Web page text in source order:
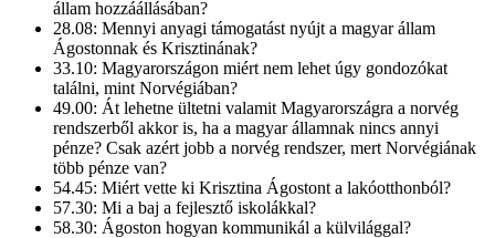
állam hozzáállásában?
28.08: Mennyi anyagi támogatást nyújt a magyar állam
Ágostonnak és Krisztinának?
33.10: Magyarországon miért nem lehet úgy gondozókat
találni, mint Norvégiában?
49.00: Át lehetne ültetni valamit Magyarországra a norvég
rendszerből akkor is, ha a magyar államnak nincs annyi
pénze? Csak azért jobb a norvég rendszer, mert Norvégiának
több pénze van?
54.45: Miért vette ki Krisztina Ágostont a lakóotthonból?
57.30: Mi a baj a fejlesztő iskolákkal?
58.30: Ágoston hogyan kommunikál a külvilággal?